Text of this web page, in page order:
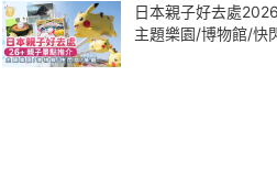
日本親子好去處
主題樂園/博物館/快